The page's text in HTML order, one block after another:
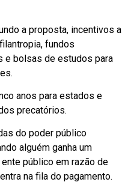
a proposta, incentivos a
fundos
e bolsas de estudos para
anos para estados e
precatórios.
do poder público
alguém ganha um
público em razão de
na fila do pagamento.